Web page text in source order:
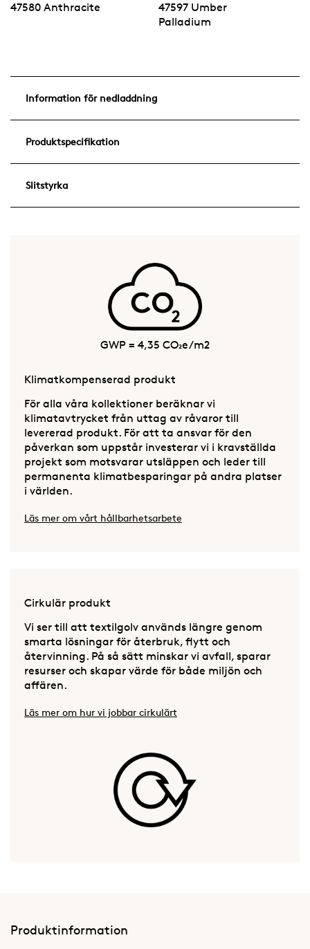
47580 Anthracite
47597 Umber
Palladium
Information för nedladdning
Produktspecifikation
Slitstyrka
Klimatkompenserad produkt
För alla våra kollektioner beräknar vi
klimatavtrycket från uttag av råvaror till
levererad produkt. För att ta ansvar för den
påverkan som uppstår investerar vi i kravställda
projekt som motsvarar utsläppen och leder till
permanenta klimatbesparingar på andra platser
i världen.
Läs mer om vårt hållbarhetsarbete
GWP = 4,35 CO₂e/m2
Cirkulär produkt
Vi ser till att textilgolv används längre genom
smarta lösningar för återbruk, flytt och
återvinning. På så sätt minskar vi avfall, sparar
resurser och skapar värde för både miljön och
affären.
Läs mer om hur vi jobbar cirkulärt
Produktinformation